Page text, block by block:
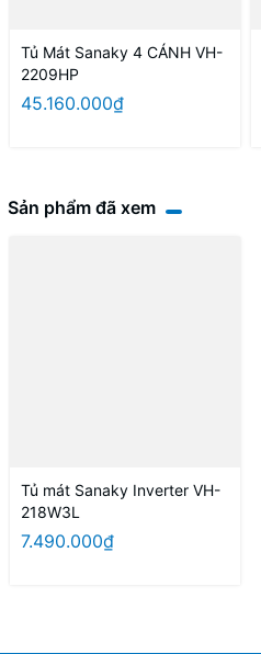
Tủ Mát Sanaky 4 CÁNH VH-
2209HP
45.160.000₫
Sản phẩm đã xem
Tủ mát Sanaky Inverter VH-
218W3L
7.490.000₫